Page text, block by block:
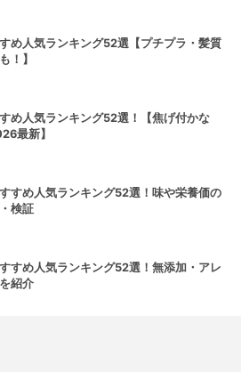
め人気ランキング52選【プチプラ・髪質
！】
め人気ランキング52選！【焦げ付かな
最新】
すめ人気ランキング52選！味や栄養価の
検証
すめ人気ランキング52選！無添加・アレ
紹介